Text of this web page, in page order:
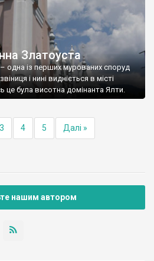
Златоуста
одна із перших мурованих споруд
і нині видніється в місті
це була висотна домінанта Ялти.
3 4 5 Далі »
нашим автором